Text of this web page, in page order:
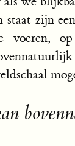
staat zijn
voeren,